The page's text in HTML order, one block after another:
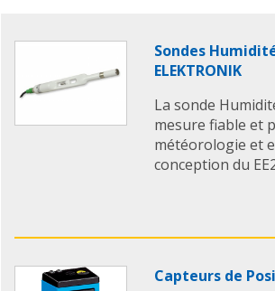
Sondes
ELEKTRONIK
La sonde
mesure fiable et
météorologie et
conception du
Capteurs de